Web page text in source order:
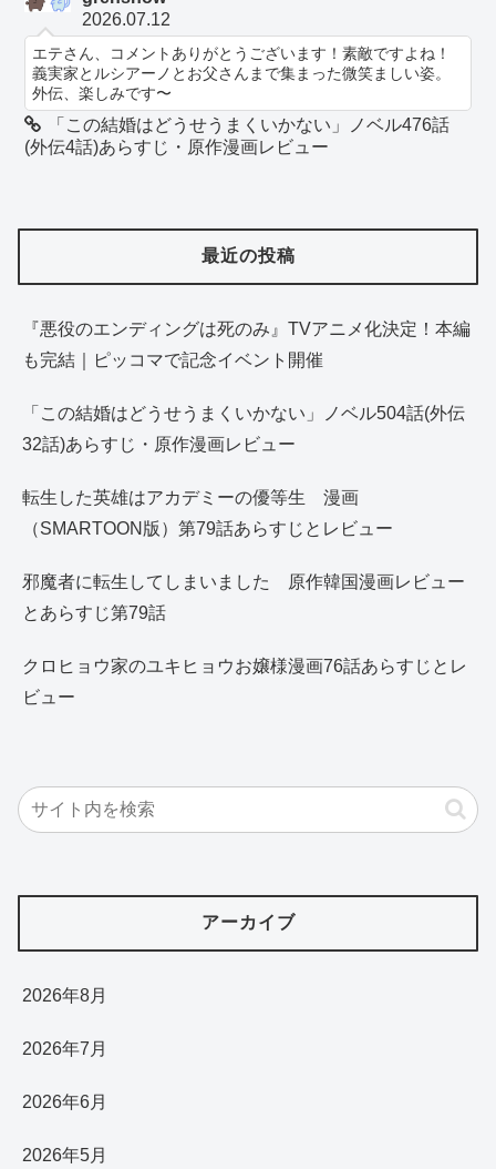
2026.07.12
エテさん、コメントありがとうございます！素敵ですよね！
義実家とルシアーノとお父さんまで集まった微笑ましい姿。
外伝、楽しみです〜
「この結婚はどうせうまくいかない」ノベル476話
(外伝4話)あらすじ・原作漫画レビュー
最近の投稿
『悪役のエンディングは死のみ』TVアニメ化決定！本編
も完結｜ピッコマで記念イベント開催
「この結婚はどうせうまくいかない」ノベル504話(外伝
32話)あらすじ・原作漫画レビュー
転生した英雄はアカデミーの優等生 漫画
（SMARTOON版）第79話あらすじとレビュー
邪魔者に転生してしまいました 原作韓国漫画レビュー
とあらすじ第79話
クロヒョウ家のユキヒョウお嬢様漫画76話あらすじとレ
ビュー
アーカイブ
2026年8月
2026年7月
2026年6月
2026年5月